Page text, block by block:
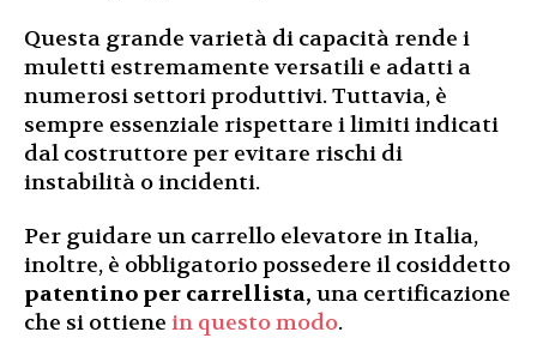
Questa grande varietà di capacità rende i
muletti estremamente versatili e adatti a
numerosi settori produttivi. Tuttavia, è
sempre essenziale rispettare i limiti indicati
dal costruttore per evitare rischi di
instabilità o incidenti.
Per guidare un carrello elevatore in Italia,
inoltre, è obbligatorio possedere il cosiddetto
patentino per carrellista, una certificazione
che si ottiene in questo modo.